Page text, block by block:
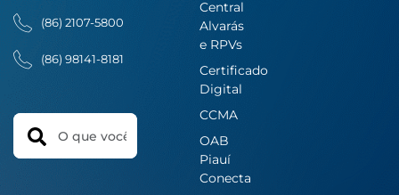
(86) 2107-5800
(86) 98141-8181
Search
Central
Alvarás
e RPVs
Certificado
Digital
CCMA
OAB
Piauí
Conecta